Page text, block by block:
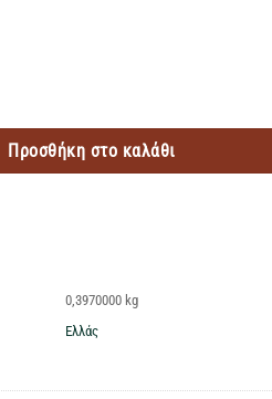
ποσότητα
Προσθήκη στο καλάθι
0,3970000 kg
Ελλάς